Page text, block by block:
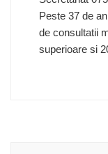
Peste 37 de
de consultatii
superioare si